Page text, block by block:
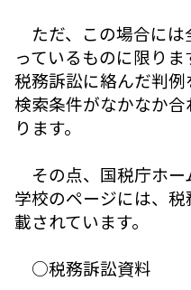
ただ、この場合には
っているものに限りま
税務訴訟に絡んだ判例
検索条件がなかなか
ります。
その点、国税庁ホー
学校のページには、
載されています。
○税務訴訟資料